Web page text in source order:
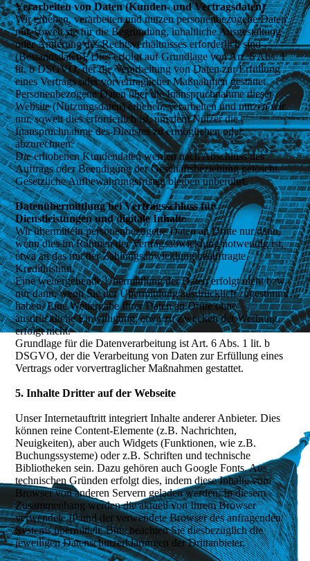
Verarbeiten von Daten (Kunden- und Vertragsdaten)
Wir erheben, verarbeiten und nutzen personenbezogene Daten
nur, soweit sie für die Begründung, inhaltliche Ausgestaltung
oder Änderung des Rechtsverhältnisses erforderlich sind
(Bestandsdaten). Dies erfolgt auf Grundlage von Art. 6 Abs. 1
lit. b DSGVO, der die Verarbeitung von Daten zur Erfüllung
eines Vertrags oder vorvertraglicher Maßnahmen gestattet.
Personenbezogene Daten über die Inanspruchnahme dieser
Website (Nutzungsdaten) erheben, verarbeiten und nutzen wir
nur, soweit dies erforderlich ist, um dem Nutzer die
Inanspruchnahme des Dienstes zu ermöglichen oder
abzurechnen.
Die erhobenen Kundendaten werden nach Abschluss des
Auftrags oder Beendigung der Geschäftsbeziehung gelöscht.
Gesetzliche Aufbewahrungsfristen bleiben unberührt.
Datenübermittlung bei Vertragsschluss für
Dienstleistungen und digitale Inhalte
Wir übermitteln personenbezogene Daten an Dritte nur dann,
wenn dies im Rahmen der Vertragsabwicklung notwendig ist,
etwa an das mit der Zahlungsabwicklung beauftragte
Kreditinstitut.
Eine weitergehende Übermittlung der Daten erfolgt nicht bzw.
nur dann, wenn Sie der Übermittlung ausdrücklich zugestimmt
haben. Eine Weitergabe Ihrer Daten an Dritte ohne
ausdrückliche Einwilligung, etwa zu Zwecken der Werbung,
erfolgt nicht.
Grundlage für die Datenverarbeitung ist Art. 6 Abs. 1 lit. b
DSGVO, der die Verarbeitung von Daten zur Erfüllung eines
Vertrags oder vorvertraglicher Maßnahmen gestattet.
5. Inhalte Dritter auf der Webseite
Unser Internetauftritt integriert Inhalte anderer Anbieter. Dies
können reine Content-Elemente (z.B. Nachrichten,
Neuigkeiten), aber auch Widgets (Funktionen, wie z.B.
Buchungssysteme) oder z.B. Schriften und technische
Bibliotheken sein. Dazu gehören auch Google Fonts. Aus
technischen Gründen erfolgt dies, indem diese Inhalte vom
Browser von anderen Servern geladen werden. In diesem
Zusammenhang werden die aktuell von Ihrem Browser
verwendete IP und der verwendete Browser des anfragenden
Systems übermittelt. Bitte beachten Sie diesbezüglich die
jeweiligen Datenschutzerklärungen der Drittanbieter.